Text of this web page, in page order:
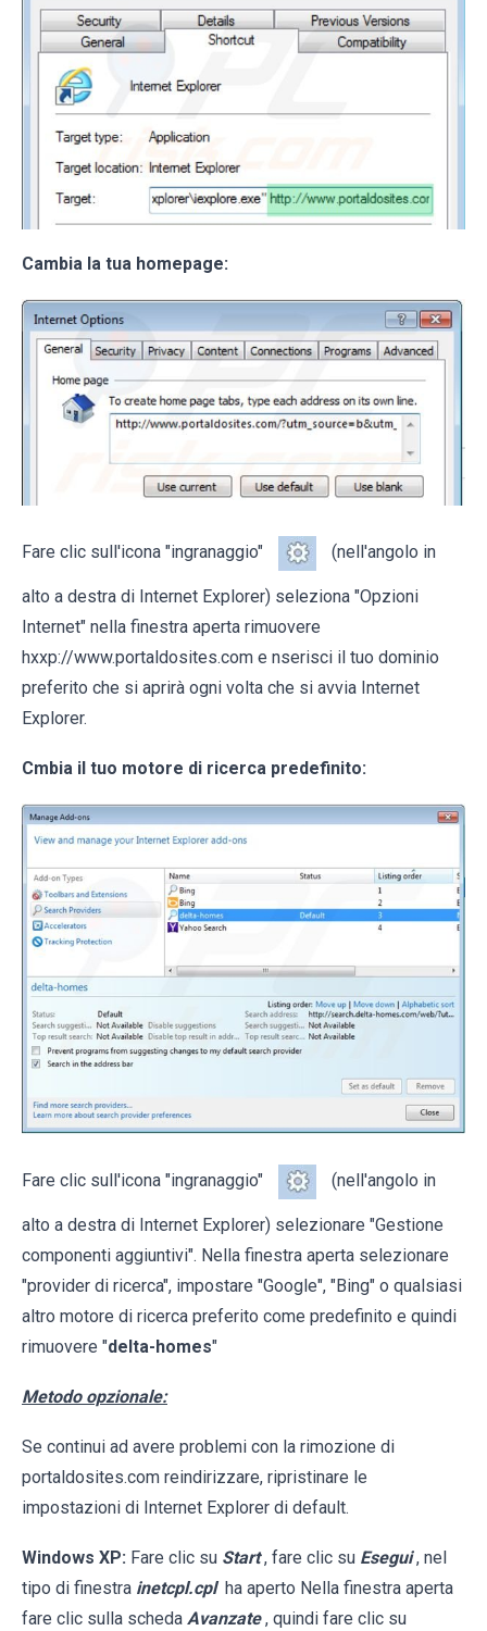
Cambia la tua homepage:
Fare clic sull'icona "ingranaggio" (nell'angolo in
alto a destra di Internet Explorer) seleziona "Opzioni
Internet" nella finestra aperta rimuovere
hxxp://www.portaldosites.com e nserisci il tuo dominio
preferito che si aprirà ogni volta che si avvia Internet
Explorer.
Cmbia il tuo motore di ricerca predefinito:
Fare clic sull'icona "ingranaggio" (nell'angolo in
alto a destra di Internet Explorer) selezionare "Gestione
componenti aggiuntivi". Nella finestra aperta selezionare
"provider di ricerca", impostare "Google", "Bing" o qualsiasi
altro motore di ricerca preferito come predefinito e quindi
rimuovere "delta-homes"
Metodo opzionale:
Se continui ad avere problemi con la rimozione di
portaldosites.com reindirizzare, ripristinare le
impostazioni di Internet Explorer di default.
Windows XP: Fare clic su Start , fare clic su Esegui , nel
tipo di finestra inetcpl.cpl ha aperto Nella finestra aperta
fare clic sulla scheda Avanzate , quindi fare clic su